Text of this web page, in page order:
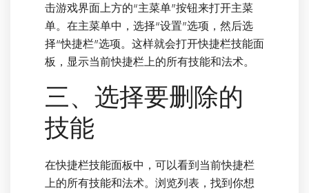
击游戏界面上方的“主菜单”按钮来打开主菜
单。在主菜单中，选择“设置”选项，然后选
择“快捷栏”选项。这样就会打开快捷栏技能面
板，显示当前快捷栏上的所有技能和法术。
三、选择要删除的
技能
在快捷栏技能面板中，可以看到当前快捷栏
上的所有技能和法术。浏览列表，找到你想